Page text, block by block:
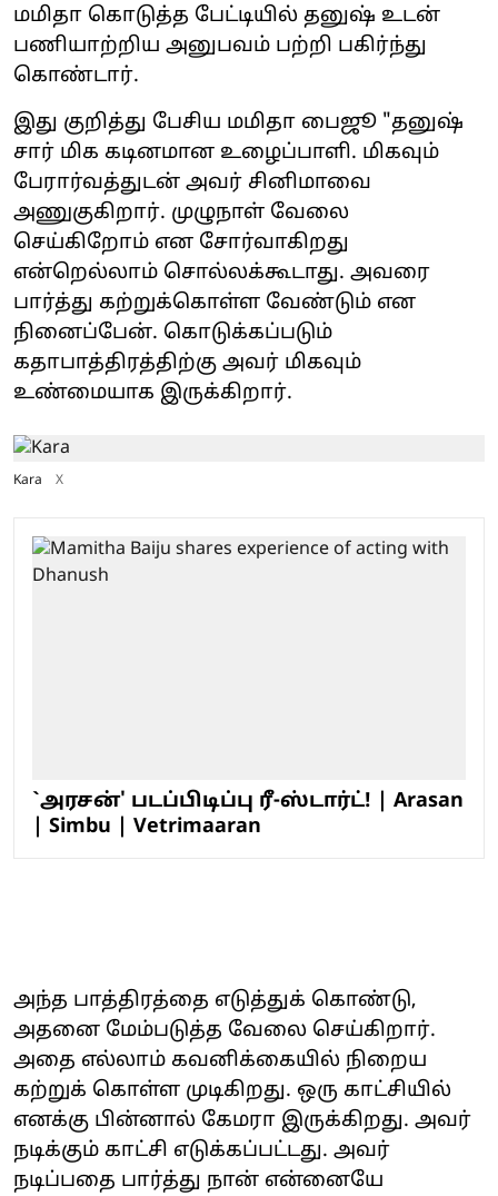
மமிதா கொடுத்த பேட்டியில் தனுஷ் உடன்
பணியாற்றிய அனுபவம் பற்றி பகிர்ந்து
கொண்டார்.
இது குறித்து பேசிய மமிதா பைஜூ "தனுஷ்
சார் மிக கடினமான உழைப்பாளி. மிகவும்
பேரார்வத்துடன் அவர் சினிமாவை
அணுகுகிறார். முழுநாள் வேலை
செய்கிறோம் என சோர்வாகிறது
என்றெல்லாம் சொல்லக்கூடாது. அவரை
பார்த்து கற்றுக்கொள்ள வேண்டும் என
நினைப்பேன். கொடுக்கப்படும்
கதாபாத்திரத்திற்கு அவர் மிகவும்
உண்மையாக இருக்கிறார்.
Kara X
`அரசன்' படப்பிடிப்பு ரீ-ஸ்டார்ட்! | Arasan
| Simbu | Vetrimaaran
அந்த பாத்திரத்தை எடுத்துக் கொண்டு,
அதனை மேம்படுத்த வேலை செய்கிறார்.
அதை எல்லாம் கவனிக்கையில் நிறைய
கற்றுக் கொள்ள முடிகிறது. ஒரு காட்சியில்
எனக்கு பின்னால் கேமரா இருக்கிறது. அவர்
நடிக்கும் காட்சி எடுக்கப்பட்டது. அவர்
நடிப்பதை பார்த்து நான் என்னையே